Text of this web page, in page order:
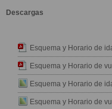
Descargas
Esquema y Horario de
Esquema y Horario de
Esquema y Horario de
Esquema y Horario de